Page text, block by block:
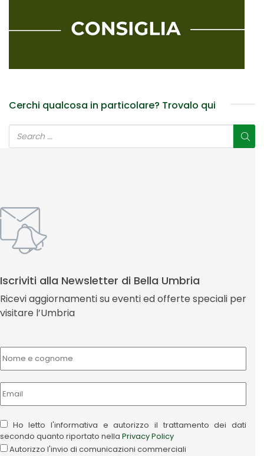
Cerchi qualcosa in particolare? Trovalo qui
Iscriviti alla Newsletter di Bella Umbria
Ricevi aggiornamenti su eventi ed offerte speciali per
visitare l’Umbria
Ho letto l'informativa e autorizzo il trattamento dei dati
secondo quanto riportato nella Privacy Policy
Autorizzo l'invio di comunicazioni commerciali